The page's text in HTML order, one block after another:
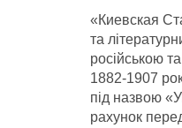
«Киевская
та
російською
1882-1907
під назвою
рахунок